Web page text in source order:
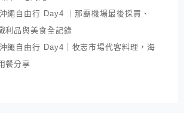
繩自由行 Day4 ｜那霸機場最後採買、
利品與美食全記錄
繩自由行 Day4｜牧志市場代客料理，海
餐分享